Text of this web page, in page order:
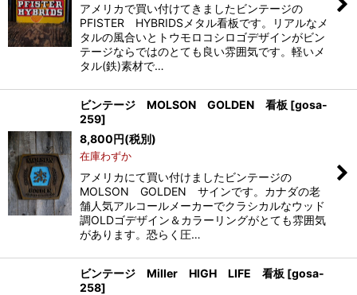
アメリカで買い付けてきましたビンテージの
PFISTER HYBRIDSメタル看板です。リアルなメ
タルの風合いとトウモロコシロゴデザインがビン
テージならではのとても良い雰囲気です。軽いメ
タル(鉄)素材で…
ビンテージ MOLSON GOLDEN 看板 [gosa-
259]
8,800円(税別)
在庫わずか
アメリカにて買い付けましたビンテージの
MOLSON GOLDEN サインです。カナダの老
舗人気アルコールメーカーでクラシカルなウッド
調OLDゴデザイン＆カラーリングがとても雰囲気
があります。恐らく圧…
ビンテージ Miller HIGH LIFE 看板 [gosa-
258]